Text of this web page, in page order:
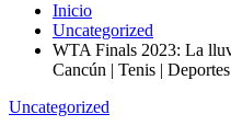
Inicio
Uncategorized
WTA Finals 2023: La
Cancún | Tenis | Deportes
Uncategorized